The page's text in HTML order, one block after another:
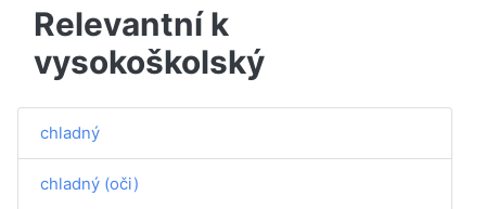
Relevantní k
vysokoškolský
chladný
chladný (oči)